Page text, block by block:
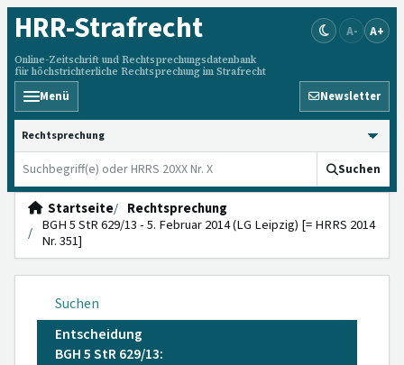
HRR-Strafrecht
Online-Zeitschrift und Rechtsprechungsdatenbank
für höchstrichterliche Rechtsprechung im Strafrecht
A- A+
Menü Newsletter
HRRS durchsuchen
Suchen
Startseite
Rechtsprechung
BGH 5 StR 629/13 - 5. Februar 2014 (LG Leipzig) [= HRRS 2014
Nr. 351]
Suchen
Entscheidung
BGH 5 StR 629/13: